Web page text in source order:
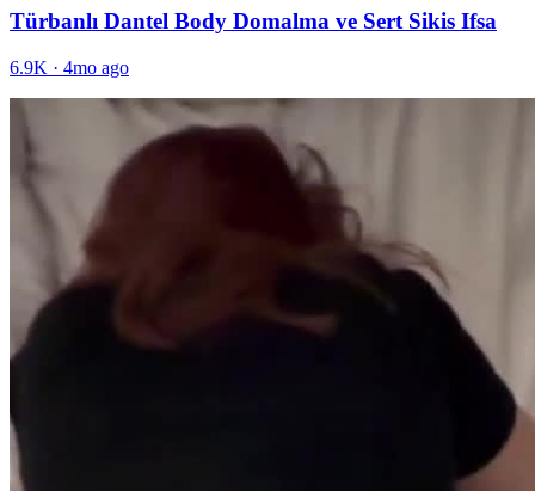
Türbanlı Dantel Body Domalma ve Sert Sikis Ifsa
6.9K · 4mo ago